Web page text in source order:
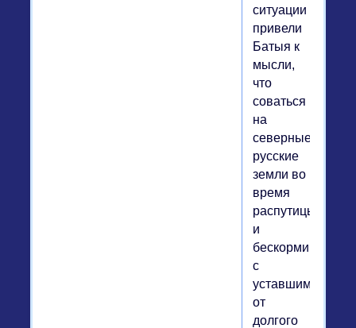
ситуации
привели
Батыя к
мысли,
что
соваться
на
северные
русские
земли во
время
распутицы
и
бескормицы,
с
уставшим
от
долгого